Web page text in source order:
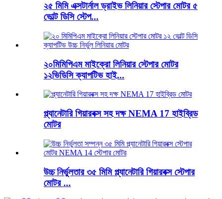
২৫ মিমি এক্সটার্নাল ড্রাইভ লিনিয়ার স্টেপার মোটর ৫
ভোল্ট ডিসি স্টেপ...
২০মিমিপিএম মাইক্রো লিনিয়ার স্টেপার মোটর
১২ভিডিসি ক্যাপটিভ হাই...
প্ল্যানেটারি গিয়ারবক্স সহ দক্ষ NEMA 17 হাইব্রিড
মোটর
উচ্চ নির্ভুলতার ৩৫ মিমি প্ল্যানেটারি গিয়ারবক্স স্টেপার
মোটর ...